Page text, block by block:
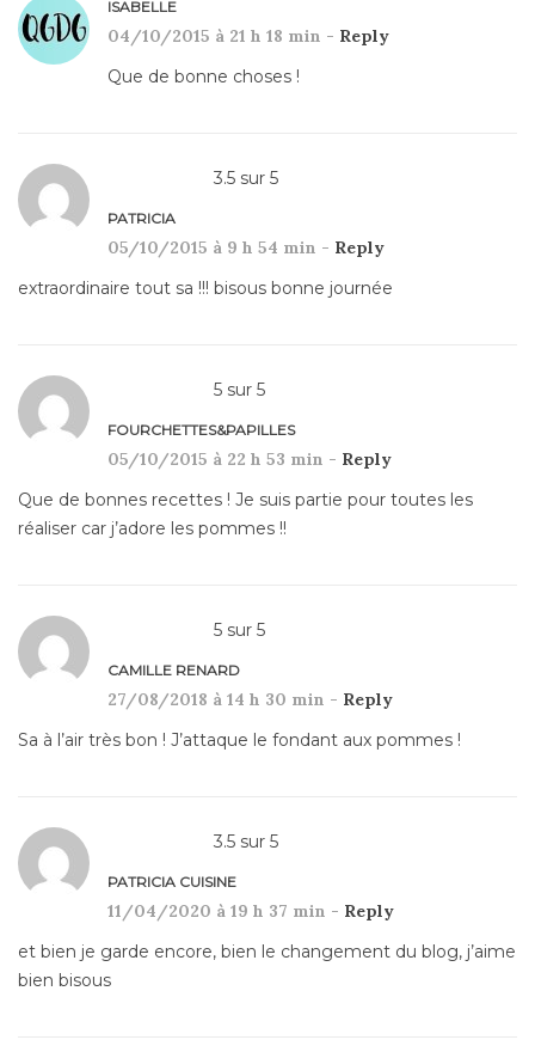
ISABELLE
04/10/2015 à 21 h 18 min - Reply
Que de bonne choses !
3.5 sur 5
PATRICIA
05/10/2015 à 9 h 54 min - Reply
extraordinaire tout sa !!! bisous bonne journée
5 sur 5
FOURCHETTES&PAPILLES
05/10/2015 à 22 h 53 min - Reply
Que de bonnes recettes ! Je suis partie pour toutes les
réaliser car j’adore les pommes !!
5 sur 5
CAMILLE RENARD
27/08/2018 à 14 h 30 min - Reply
Sa à l’air très bon ! J’attaque le fondant aux pommes !
3.5 sur 5
PATRICIA CUISINE
11/04/2020 à 19 h 37 min - Reply
et bien je garde encore, bien le changement du blog, j’aime
bien bisous